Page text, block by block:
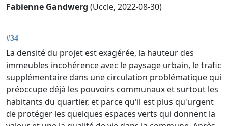
Fabienne Gandwerg (Uccle, 2022-08-30)
#34
La densité du projet est exagérée, la hauteur des
immeubles incohérence avec le paysage urbain, le trafic
supplémentaire dans une circulation problématique qui
préoccupe déjà les pouvoirs communaux et surtout les
habitants du quartier, et parce qu'il est plus qu'urgent
de protéger les quelques espaces verts qui donnent la